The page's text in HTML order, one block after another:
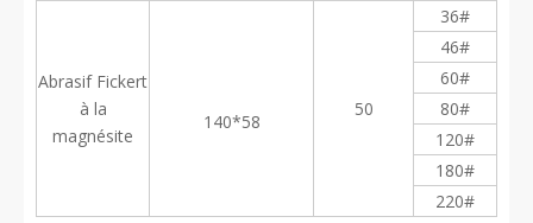
Abrasif Fickert
à la
magnésite
140*58
50
36#
46#
60#
80#
120#
180#
220#